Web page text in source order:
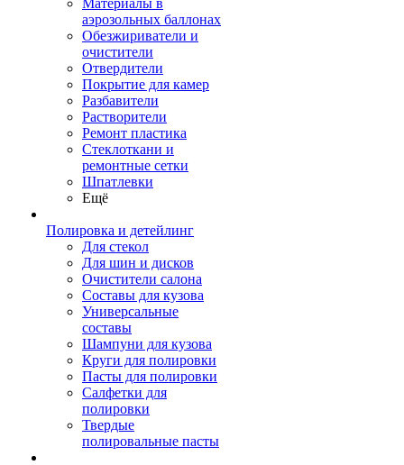
Материалы в
аэрозольных баллонах
Обезжириватели и
очистители
Отвердители
Покрытие для камер
Разбавители
Растворители
Ремонт пластика
Стеклоткани и
ремонтные сетки
Шпатлевки
Ещё
Полировка и детейлинг
Для стекол
Для шин и дисков
Очистители салона
Составы для кузова
Универсальные
составы
Шампуни для кузова
Круги для полировки
Пасты для полировки
Салфетки для
полировки
Твердые
полировальные пасты